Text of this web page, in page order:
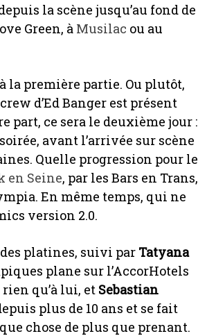
la scène jusqu’au fond de
Green, à Musilac ou au
la première partie. Ou plutôt,
d’Ed Banger est présent
part, ce sera le deuxième jour :
avant l’arrivée sur scène
Quelle progression pour le
en Seine, par les Bars en Trans,
En même temps, qui ne
version 2.0.
platines, suivi par Tatyana
plane sur l’AccorHotels
qu’à lui, et Sebastian
plus de 10 ans et se fait
chose de plus que prenant.